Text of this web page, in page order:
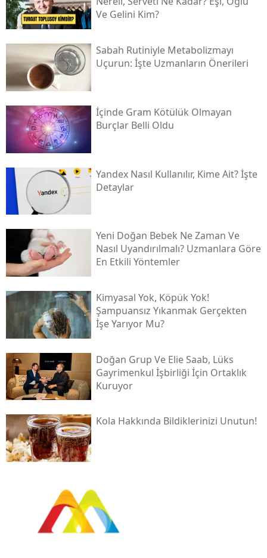
Ve Gelini Kim?
Sabah Rutiniyle Metabolizmayı
Uçurun: İşte Uzmanların Önerileri
İçinde Gram Kötülük Olmayan
Burçlar Belli Oldu
Yandex Nasıl Kullanılır, Kime Ait? İşte
Detaylar
Yeni Doğan Bebek Ne Zaman Ve
Nasıl Uyandırılmalı? Uzmanlara Göre
En Etkili Yöntemler
Kimyasal Yok, Köpük Yok!
Şampuansız Yıkanmak Gerçekten
İşe Yarıyor Mu?
Doğan Grup Ve Elie Saab, Lüks
Gayrimenkul İşbirliği İçin Ortaklık
Kuruyor
Kola Hakkında Bildiklerinizi Unutun!